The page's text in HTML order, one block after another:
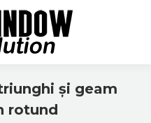
și geam
rotund